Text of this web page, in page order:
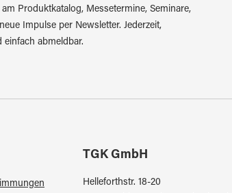
Produktkatalog, Messetermine, Seminare,
Impulse per Newsletter. Jederzeit,
einfach abmeldbar.
TGK GmbH
Helleforthstr. 18-20